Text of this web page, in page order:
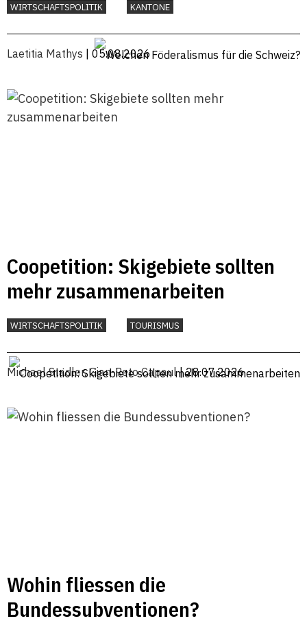
WIRTSCHAFTSPOLITIK KANTONE
Laetitia Mathys | 05.08.2026
Coopetition: Skigebiete sollten
mehr zusammenarbeiten
WIRTSCHAFTSPOLITIK TOURISMUS
Michael Stadler,Gian-Reto Capaul| 28.07.2026
Wohin fliessen die
Bundessubventionen?